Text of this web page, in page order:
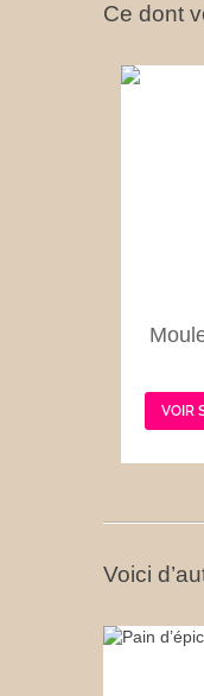
Ce dont
VOIR
Voici